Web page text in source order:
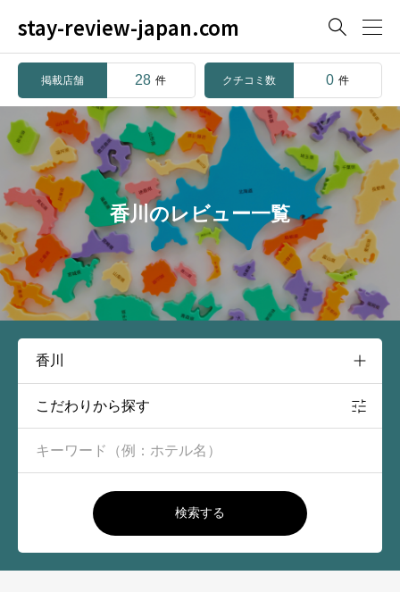
stay-review-japan.com 
掲載店舗 28 件 クチコミ数 0 件
香川のレビュー一覧
こだわりから探す
検索する